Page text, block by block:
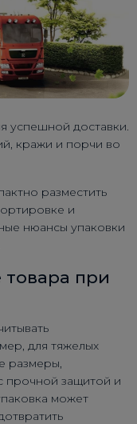
успешной доставки.
кражи и порчи во
разместить
и
нюансы упаковки
товара при
для тяжелых
размеры,
прочной защитой и
может